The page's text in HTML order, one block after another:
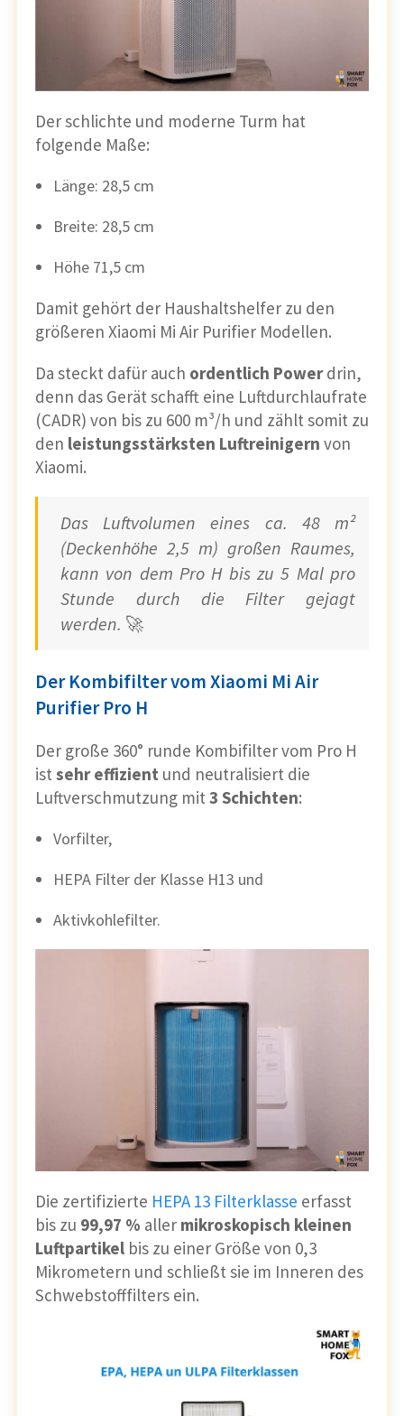
Der schlichte und moderne Turm hat
folgende Maße:
Länge: 28,5 cm
Breite: 28,5 cm
Höhe 71,5 cm
Damit gehört der Haushaltshelfer zu den
größeren Xiaomi Mi Air Purifier Modellen.
Da steckt dafür auch ordentlich Powerdrin,
denn das Gerät schafft eine Luftdurchlaufrate
(CADR) von bis zu 600 m³/h und zählt somit zu
den leistungsstärksten Luftreinigern von
Xiaomi.
Das Luftvolumen eines ca. 48 m²
(Deckenhöhe 2,5 m) großen Raumes,
kann von dem Pro H bis zu 5 Mal pro
Stunde durch die Filter gejagt
werden. 🚀
Der Kombifilter vom Xiaomi Mi Air
Purifier Pro H
Der große 360° runde Kombifilter vom Pro H
ist sehr effizient und neutralisiert die
Luftverschmutzung mit 3 Schichten:
Vorfilter,
HEPA Filter der Klasse H13 und
Aktivkohlefilter.
Die zertifizierte HEPA 13 Filterklasse erfasst
bis zu 99,97 % aller mikroskopisch kleinen
Luftpartikel bis zu einer Größe von 0,3
Mikrometern und schließt sie im Inneren des
Schwebstofffilters ein.